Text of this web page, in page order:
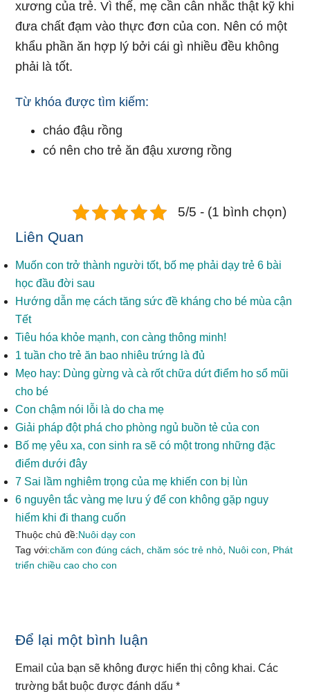
xương của trẻ. Vì thế, mẹ cần cân nhắc thật kỹ khi
đưa chất đạm vào thực đơn của con. Nên có một
khẩu phần ăn hợp lý bởi cái gì nhiều đều không
phải là tốt.
Từ khóa được tìm kiếm:
cháo đậu rồng
có nên cho trẻ ăn đậu xương rồng
5/5 - (1 bình chọn)
Liên Quan
Muốn con trở thành người tốt, bố mẹ phải dạy trẻ 6 bài
học đầu đời sau
Hướng dẫn mẹ cách tăng sức đề kháng cho bé mùa cận
Tết
Tiêu hóa khỏe mạnh, con càng thông minh!
1 tuần cho trẻ ăn bao nhiêu trứng là đủ
Mẹo hay: Dùng gừng và cà rốt chữa dứt điểm ho sổ mũi
cho bé
Con chậm nói lỗi là do cha mẹ
Giải pháp đột phá cho phòng ngủ buồn tẻ của con
Bố mẹ yêu xa, con sinh ra sẽ có một trong những đặc
điểm dưới đây
7 Sai lầm nghiêm trọng của mẹ khiến con bị lùn
6 nguyên tắc vàng mẹ lưu ý để con không gặp nguy
hiểm khi đi thang cuốn
Thuộc chủ đề:Nuôi dạy con
Tag với:chăm con đúng cách ,chăm sóc trẻ nhỏ Nuôi con
Phát
triển chiều cao cho con
Reader
Interactions
Để lại một bình luận
Email của bạn sẽ không được hiển thị công khai. Các
trường bắt buộc được đánh dấu*